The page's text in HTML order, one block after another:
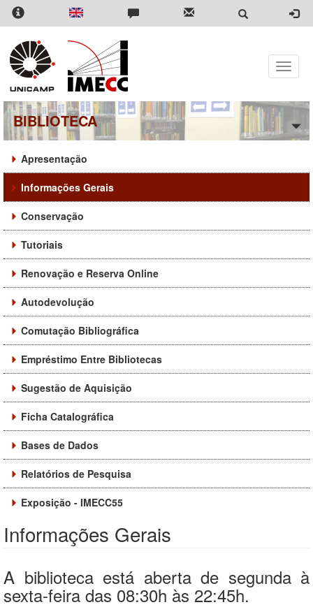
Pular
para
conteúdo
principal
Toggle
BIBLIOTECA
Apresentação
Informações Gerais
Conservação
Tutoriais
Renovação e Reserva Online
Autodevolução
Comutação Bibliográfica
Empréstimo Entre Bibliotecas
Sugestão de Aquisição
Ficha Catalográfica
Bases de Dados
Relatórios de Pesquisa
Exposição - IMECC55
Informações Gerais
A biblioteca está aberta de segunda à
sexta-feira das 08:30h às 22:45h.